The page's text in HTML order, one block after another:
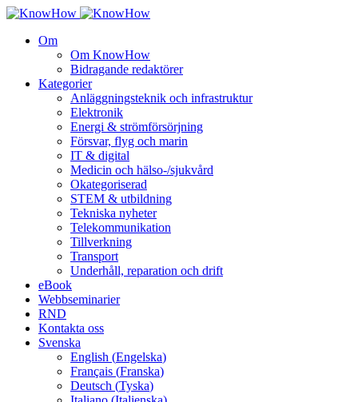
Om
Om KnowHow
Bidragande redaktörer
Kategorier
Anläggningsteknik och infrastruktur
Elektronik
Energi & strömförsörjning
Försvar, flyg och marin
IT & digital
Medicin och hälso-/sjukvård
Okategoriserad
STEM & utbildning
Tekniska nyheter
Telekommunikation
Tillverkning
Transport
Underhåll, reparation och drift
eBook
Webbseminarier
RND
Kontakta oss
Svenska
English (Engelska)
Français (Franska)
Deutsch (Tyska)